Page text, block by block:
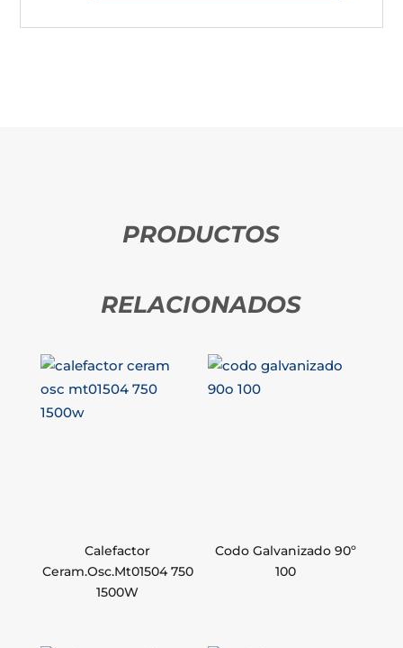
PRODUCTOS
RELACIONADOS
Calefactor
Ceram.Osc.Mt01504 750
1500W
Codo Galvanizado 90º
100